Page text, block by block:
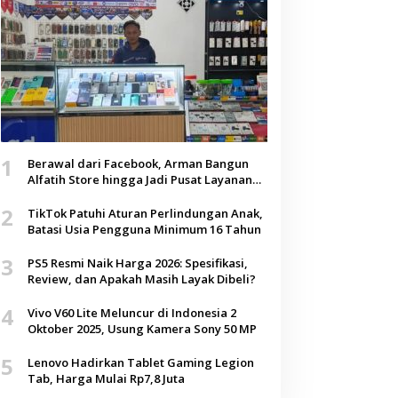
1
Berawal dari Facebook, Arman Bangun
Alfatih Store hingga Jadi Pusat Layanan
2
TikTok Patuhi Aturan Perlindungan Anak,
Batasi Usia Pengguna Minimum 16 Tahun
3
PS5 Resmi Naik Harga 2026: Spesifikasi,
Review, dan Apakah Masih Layak Dibeli?
4
Vivo V60 Lite Meluncur di Indonesia 2
Oktober 2025, Usung Kamera Sony 50 MP
5
Lenovo Hadirkan Tablet Gaming Legion
Tab, Harga Mulai Rp7,8 Juta